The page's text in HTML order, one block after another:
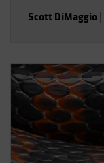
Scott DiMaggio